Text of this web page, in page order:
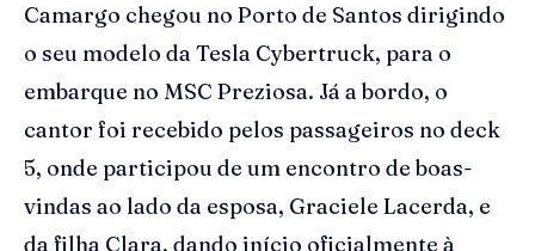
Camargo chegou no Porto de Santos dirigindo
o seu modelo da Tesla Cybertruck, para o
embarque no MSC Preziosa. Já a bordo, o
cantor foi recebido pelos passageiros no deck
5, onde participou de um encontro de boas-
vindas ao lado da esposa, Graciele Lacerda, e
da filha Clara, dando início oficialmente à